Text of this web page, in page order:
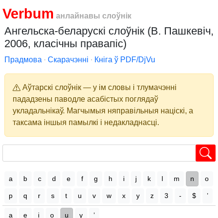
Verbum анлайнавы слоўнік
Ангельска-беларускі слоўнік (В. Пашкевіч,
2006, класічны правапіс)
Прадмова ∙ Скарачэнні ∙ Кніга ў PDF/DjVu
Аўтарскі слоўнік — у ім словы і тлумачэнні
пададзены паводле асабістых поглядаў
укладальнікаў. Магчымыя няправільныя націскі, а
таксама іншыя памылкі і недакладнасці.
a b c d e f g h i j k l m n o
p q r s t u v w x y z 3 - $ ’
a e i o u y ’